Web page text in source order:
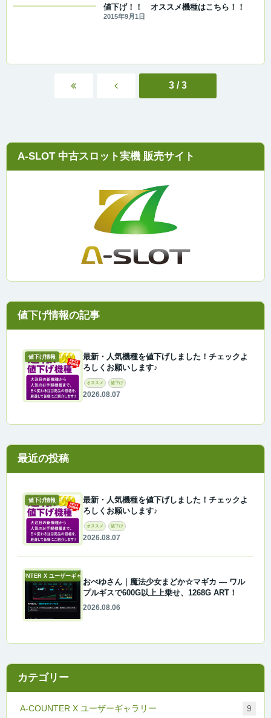
値下げ！！ オススメ機種はこちら！！
2015年9月1日
3 / 3
A-SLOT 中古スロット実機 販売サイト
値下げ情報
最新・人気機種を値下げしました！チェックよ
ろしくお願いします♪
オススメ 値下げ
2026.08.07
最近の投稿
値下げ情報
最新・人気機種を値下げしました！チェックよ
ろしくお願いします♪
オススメ 値下げ
2026.08.07
A-COUNTER X ユーザーギャラリー
おぺゆさん｜魔法少女まどか☆マギカ ― ワル
プルギスで600G以上上乗せ、1268G ART！
2026.08.06
カテゴリー
A-COUNTER X ユーザーギャラリー 9